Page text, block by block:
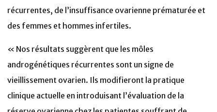
récurrentes, de l’insuffisance ovarienne prématurée et
des femmes et hommes infertiles.
« Nos résultats suggèrent que les môles
androgénétiques récurrentes sont un signe de
vieillissement ovarien. Ils modifieront la pratique
clinique actuelle en introduisant l’évaluation de la